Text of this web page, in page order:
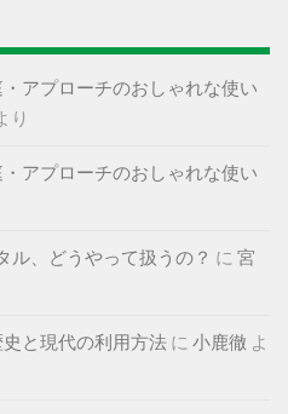
アプローチのおしゃれな使い
り
アプローチのおしゃれな使い
ル、どうやって扱うの？ に 宮
と現代の利用方法 に 小鹿徹 よ